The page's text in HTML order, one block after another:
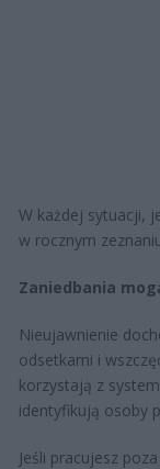
W każdej sytuacji,
w rocznym
Zaniedbania
Nieujawnienie
odsetkami i
korzystają z
identyfikują osoby
Jeśli pracujesz